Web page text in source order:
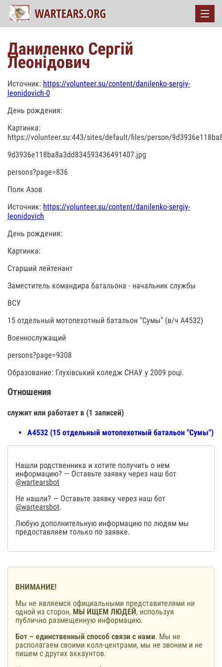
Даниленко Сергій
Леонідович
Источник: https://volunteer.su/content/danilenko-sergiy-
leonidovich-0
День рождения:
Картинка:
https://volunteer.su:443/sites/default/files/person/
9d3936e118ba8a3dd834593436491407.jpg
persons?page=836
Полк Азов
Источник: https://volunteer.su/content/danilenko-sergiy-
leonidovich
День рождения:
Картинка:
Старший лейтенант
Заместитель командира батальона - начальник службы
ВСУ
15 отдельный мотопехотный батальон "Сумы" (в/ч А4532)
Военнослужащий
persons?page=9308
Образование: Глухівський коледж СНАУ у 2009 році.
Отношения
служит или работает в (1 записей)
А4532 (15 отдельный мотопехотный батальон "Сумы")
Нашли родственника и хотите получить о нем
информацию? — Оставьте заявку через наш бот
@wartearsbot
Не нашли? — Оставьте заявку через наш бот
@wartearsbot.
Любую дополнительную информацию по людям мы
предоставляем только по заявке.
ВНИМАНИЕ!
Мы не являемся официальными представителями ни
одной из сторон, МЫ ИЩЕМ ЛЮДЕЙ, используя
публично размещенную информацию.
Бот – единственный способ связи с нами. Мы не
располагаем своими колл-центрами, мы не звоним и не
пишем с других аккаунтов.